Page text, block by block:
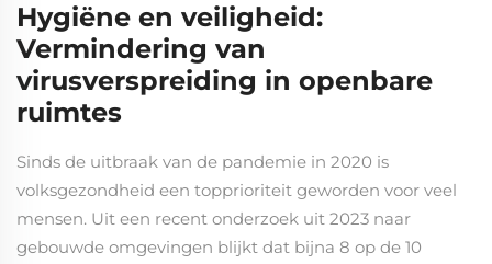
Hygiëne en veiligheid:
Vermindering van
virusverspreiding in openbare
ruimtes
Sinds de uitbraak van de pandemie in 2020 is
volksgezondheid een topprioriteit geworden voor veel
mensen. Uit een recent onderzoek uit 2023 naar
gebouwde omgevingen blijkt dat bijna 8 op de 10